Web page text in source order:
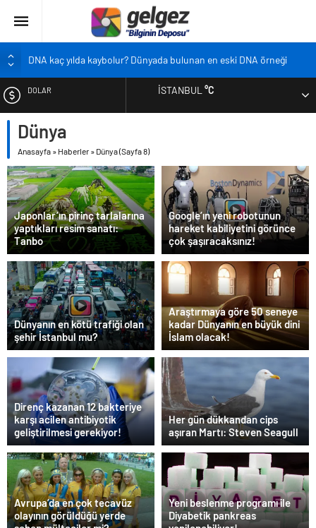
DNA kaç yılda kaybolur? Dünyada bulunan en eski DNA örneği
Pandemi bebekleri neden diğer bebeklerden farklı?
Siyah çay içmek ölüm riskini azaltıyor
Çocukların boyu artık önceden belirlenebilecek
DOLAR
EURO
BIST
İSTANBUL°C
Dünya
Anasayfa » Haberler » Dünya(Sayfa 8)
Japonlar’ın pirinç tarlalarına
yaptıkları resim sanatı:
Tanbo
Google’ın yeni robotunun
hareket kabiliyetini görünce
çok şaşıracaksınız!
Dünyanın en kötü trafiği olan
şehir İstanbul mu?
Araştırmaya göre 50 seneye
kadar Dünyanın en büyük dini
İslam olacak!
Direnç kazanan 12 bakteriye
karşı acilen antibiyotik
geliştirilmesi gerekiyor!
Her gün dükkandan cips
aşıran Martı: Steven Seagull
Avrupa’da en çok tecavüz
olayının görüldüğü yerde
Yeni beslenme programı ile
Diyabetik pankreas